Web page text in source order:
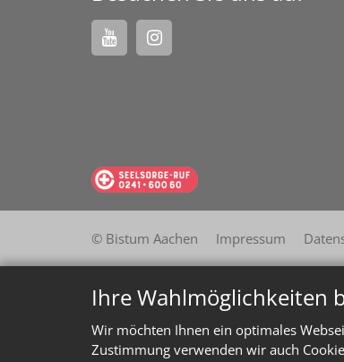
Ihre Wahlmöglichkeiten
Wir möchten Ihnen ein optimales
Zustimmung verwenden wir auch
© Bistum Aachen Impressum